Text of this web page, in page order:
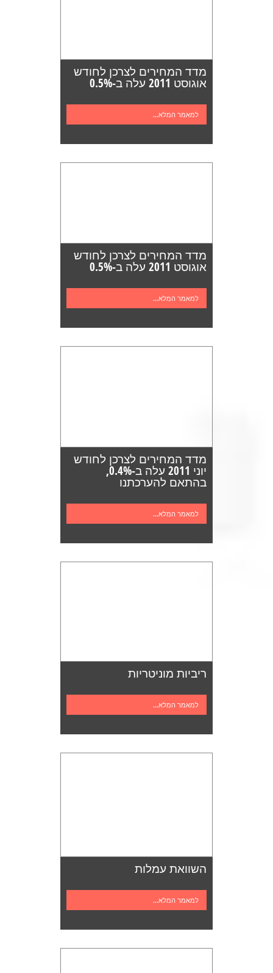
מדד המחירים לצרכן לחודש
אוגוסט 2011 עלה ב-0.5%
למאמר המלא...
מדד המחירים לצרכן לחודש
אוגוסט 2011 עלה ב-0.5%
למאמר המלא...
מדד המחירים לצרכן לחודש
יוני 2011 עלה ב-0.4%,
בהתאם להערכתנו
למאמר המלא...
ריביות מוניטריות
למאמר המלא...
השוואת עמלות
למאמר המלא...